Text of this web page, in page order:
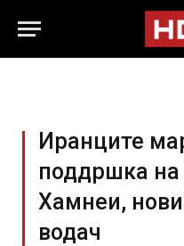
Иранците
поддршка
Хамнеи,
водач